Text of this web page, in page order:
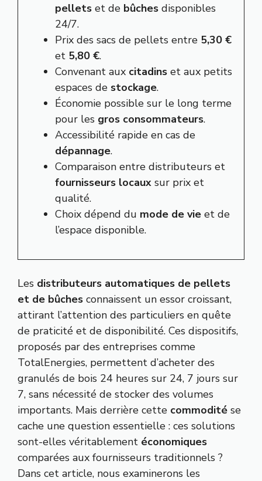
pellets et de bûches disponibles
24/7.
Prix des sacs de pellets entre 5,30 €
et 5,80 €.
Convenant aux citadins et aux petits
espaces de stockage.
Économie possible sur le long terme
pour les gros consommateurs.
Accessibilité rapide en cas de
dépannage.
Comparaison entre distributeurs et
fournisseurs locaux sur prix et
qualité.
Choix dépend du mode de vie et de
l’espace disponible.
Les distributeurs automatiques de pellets
et de bûches connaissent un essor croissant,
attirant l’attention des particuliers en quête
de praticité et de disponibilité. Ces dispositifs,
proposés par des entreprises comme
TotalEnergies, permettent d’acheter des
granulés de bois 24 heures sur 24, 7 jours sur
7, sans nécessité de stocker des volumes
importants. Mais derrière cette commodité se
cache une question essentielle : ces solutions
sont-elles véritablement économiques
comparées aux fournisseurs traditionnels ?
Dans cet article, nous examinerons les